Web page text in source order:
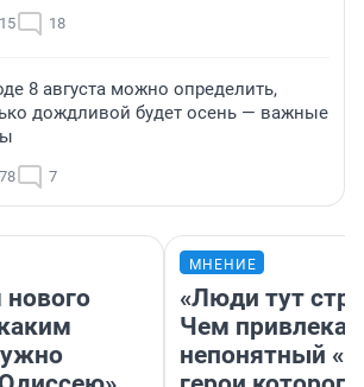
18
8 августа можно определить,
дождливой будет осень — важные
7
МНЕНИЕ
«Люди тут
Чем
непонятный